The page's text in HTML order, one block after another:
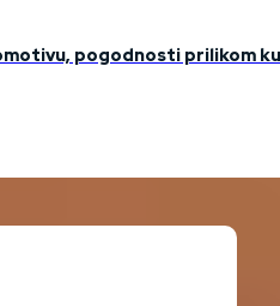
pogodnosti prilikom